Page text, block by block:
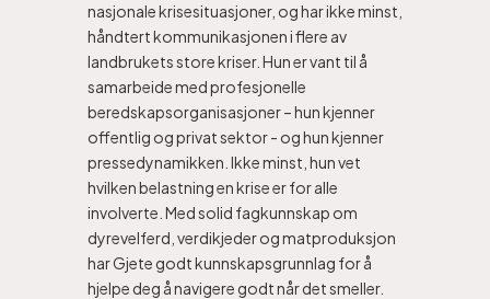
nasjonale krisesituasjoner, og har ikke minst,
håndtert kommunikasjonen i flere av
landbrukets store kriser. Hun er vant til å
samarbeide med profesjonelle
beredskapsorganisasjoner – hun kjenner
offentlig og privat sektor - og hun kjenner
pressedynamikken. Ikke minst, hun vet
hvilken belastning en krise er for alle
involverte. Med solid fagkunnskap om
dyrevelferd, verdikjeder og matproduksjon
har Gjete godt kunnskapsgrunnlag for å
hjelpe deg å navigere godt når det smeller.